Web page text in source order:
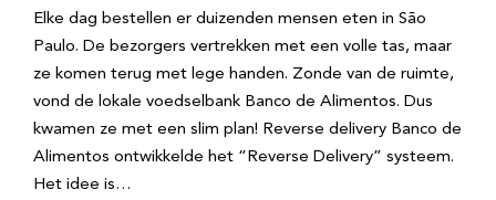
Elke dag bestellen er duizenden mensen eten in São
Paulo. De bezorgers vertrekken met een volle tas, maar
ze komen terug met lege handen. Zonde van de ruimte,
vond de lokale voedselbank Banco de Alimentos. Dus
kwamen ze met een slim plan! Reverse delivery Banco de
Alimentos ontwikkelde het “Reverse Delivery” systeem.
Het idee is…